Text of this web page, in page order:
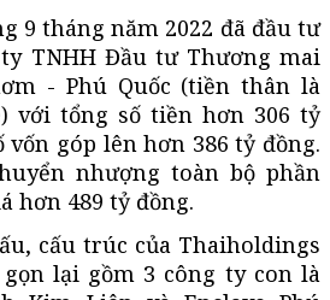
9 tháng năm 2022 đã đầu tư
TNHH Đầu tư Thương mai
- Phú Quốc (tiền thân là
với tổng số tiền hơn 306 tỷ
vốn góp lên hơn 386 tỷ đồng.
nhượng toàn bộ phần
hơn 489 tỷ đồng.
cấu trúc của Thaiholdings
lại gồm 3 công ty con là